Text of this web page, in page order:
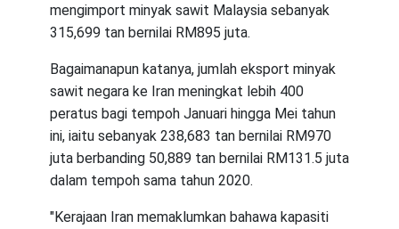
mengimport minyak sawit Malaysia sebanyak
315,699 tan bernilai RM895 juta.
Bagaimanapun katanya, jumlah eksport minyak
sawit negara ke Iran meningkat lebih 400
peratus bagi tempoh Januari hingga Mei tahun
ini, iaitu sebanyak 238,683 tan bernilai RM970
juta berbanding 50,889 tan bernilai RM131.5 juta
dalam tempoh sama tahun 2020.
"Kerajaan Iran memaklumkan bahawa kapasiti